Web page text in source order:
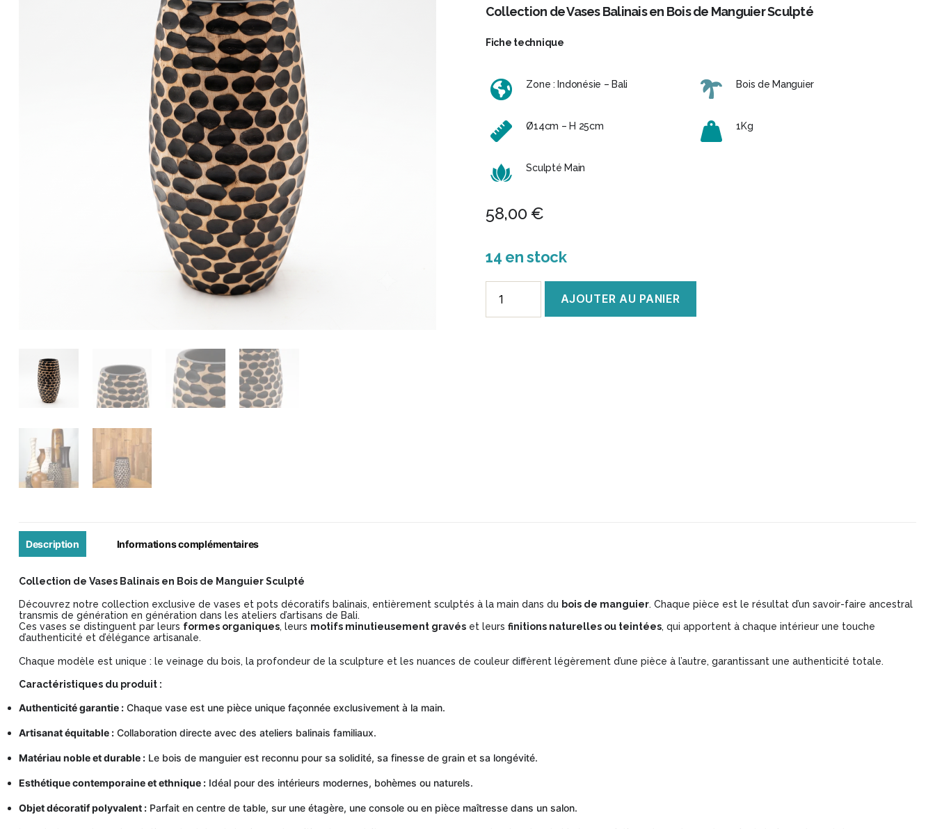
Collection de Vases Balinais en Bois de Manguier Sculpté
Fiche technique
Zone : Indonésie – Bali
Ø14cm – H 25cm
Sculpté Main
Bois de Manguier
1Kg
58,00€
14 en stock
AJOUTER AU PANIER
Description Informations complémentaires
Collection de Vases Balinais en Bois de Manguier Sculpté
Découvrez notre collection exclusive de vases et pots décoratifs balinais, entièrement sculptés à la main dans du bois de manguier. Chaque pièce est le résultat d’un savoir-faire ancestral
transmis de génération en génération dans les ateliers d’artisans de Bali.
Ces vases se distinguent par leurs formes organiques, leurs motifs minutieusement gravéset leurs finitions naturelles ou teintées, qui apportent à chaque intérieur une touche
d’authenticité et d’élégance artisanale.
Chaque modèle est unique : le veinage du bois, la profondeur de la sculpture et les nuances de couleur diffèrent légèrement d’une pièce à l’autre, garantissant une authenticité totale.
Caractéristiques du produit :
Authenticité garantie :Chaque vase est une pièce unique façonnée exclusivement à la main.
Artisanat équitable :Collaboration directe avec des ateliers balinais familiaux.
Matériau noble et durable :Le bois de manguier est reconnu pour sa solidité, sa finesse de grain et sa longévité.
Esthétique contemporaine et ethnique :Idéal pour des intérieurs modernes, bohèmes ou naturels.
Objet décoratif polyvalent :Parfait en centre de table, sur une étagère, une console ou en pièce maîtresse dans un salon.